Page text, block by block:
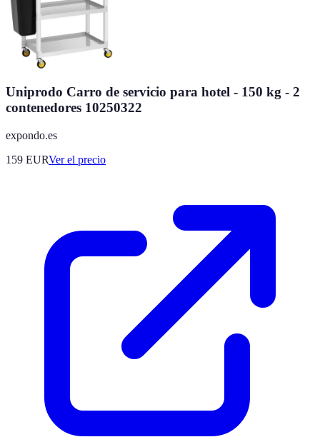
Uniprodo Carro de servicio para hotel - 150 kg - 2
contenedores 10250322
expondo.es
159 EURVer el precio